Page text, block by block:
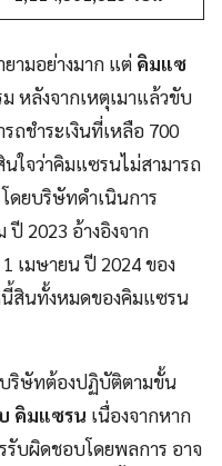
ามอย่างมาก แต่ คิมแซ
หลังจากเหตุเมาแล้วขับ
ถชำระเงินที่เหลือ 700
ใจว่าคิมแซรนไม่สามารถ
ดยบริษัทดำเนินการ
2023 อ้างอิงจาก
เมษายน ปี 2024 ของ
สินทั้งหมดของคิมแซรน
ริษัทต้องปฏิบัติตามขั้น
คิมแซรน เนื่องจากหาก
บผิดชอบโดยพลการ อาจ